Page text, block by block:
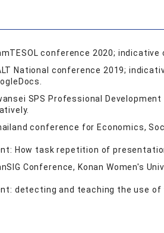
conference 2020;
National conference 2019;
SPS Professional
conference for Economics,
How task repetition of
Conference, Konan Women's
detecting and teaching the use